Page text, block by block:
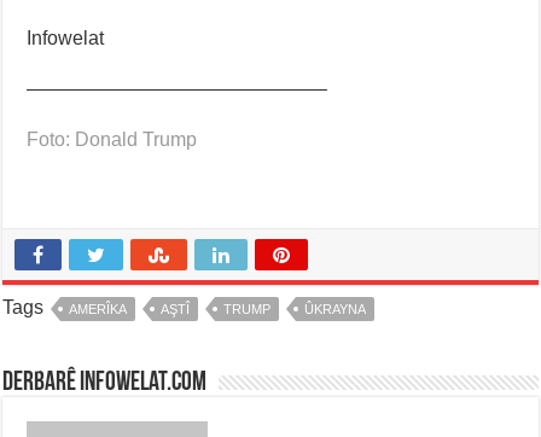
Infowelat
———————————————–
Foto: Donald Trump
Tags AMERÎKA AŞTÎ TRUMP ÛKRAYNA
Derbarê infowelat.com